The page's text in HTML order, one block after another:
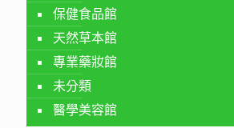
保健食品館
天然草本館
專業藥妝館
未分類
醫學美容館